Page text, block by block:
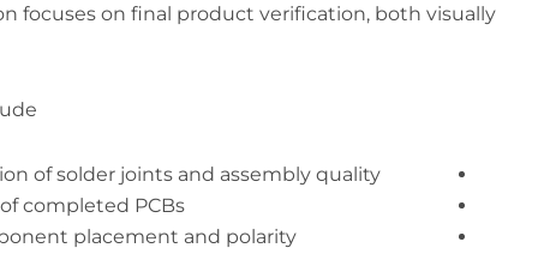
focuses on final product verification, both visually
of solder joints and assembly quality
completed PCBs
placement and polarity